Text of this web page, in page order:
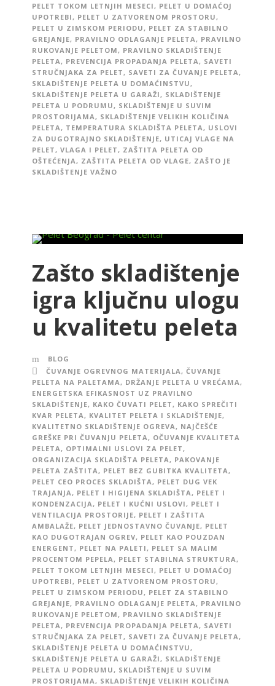
PELET TOKOM LETNJIH MESECI , PELET U DOMAĆOJ
UPOTREBI , PELET U ZATVORENOM PROSTORU ,
PELET U ZIMSKOM PERIODU , PELET ZA STABILNO
GREJANJE, PRAVILNO ODLAGANJE PELETA , PRAVILNO
RUKOVANJE PELETOM , PRAVILNO SKLADIŠTENJE
PELETA , PREVENCIJA PROPADANJA PELETA , SAVETI
STRUČNJAKA ZA PELET , SAVETI ZA ČUVANJE PELETA ,
SKLADIŠTENJE PELETA U DOMAĆINSTVU ,
SKLADIŠTENJE PELETA U GARAŽI , SKLADIŠTENJE
PELETA U PODRUMU , SKLADIŠTENJE U SUVIM
PROSTORIJAMA , SKLADIŠTENJE VELIKIH KOLIČINA
PELETA , TEMPERATURA SKLADIŠTA PELETA , USLOVI
ZA DUGOTRAJNO SKLADIŠTENJE, UTICAJ VLAGE NA
PELET , VLAGA I PELET , ZAŠTITA PELETA OD
OŠTEĆENJA , ZAŠTITA PELETA OD VLAGE, ZAŠTO JE
SKLADIŠTENJE VAŽNO
Zašto skladištenje
igra ključnu ulogu
u kvalitetu peleta
BLOG
ČUVANJE OGREVNOG MATERIJALA , ČUVANJE
PELETA NA PALETAMA , DRŽANJE PELETA U VREĆAMA ,
ENERGETSKA EFIKASNOST UZ PRAVILNO
SKLADIŠTENJE, KAKO ČUVATI PELET , KAKO SPREČITI
KVAR PELETA , KVALITET PELETA I SKLADIŠTENJE,
KVALITETNO SKLADIŠTENJE OGREVA , NAJČEŠĆE
GREŠKE PRI ČUVANJU PELETA , OČUVANJE KVALITETA
PELETA , OPTIMALNI USLOVI ZA PELET ,
ORGANIZACIJA SKLADIŠTA PELETA , PAKOVANJE
PELETA ZAŠTITA , PELET BEZ GUBITKA KVALITETA ,
PELET CEO PROCES SKLADIŠTA , PELET DUG VEK
TRAJANJA , PELET I HIGIJENA SKLADIŠTA , PELET I
KONDENZACIJA , PELET I KUĆNI USLOVI , PELET I
VENTILACIJA PROSTORIJE, PELET I ZAŠTITA
AMBALAŽE, PELET JEDNOSTAVNO ČUVANJE, PELET
KAO DUGOTRAJAN OGREV, PELET KAO POUZDAN
ENERGENT , PELET NA PALETI , PELET SA MALIM
PROCENTOM PEPELA , PELET STABILNA STRUKTURA ,
PELET TOKOM LETNJIH MESECI , PELET U DOMAĆOJ
UPOTREBI , PELET U ZATVORENOM PROSTORU ,
PELET U ZIMSKOM PERIODU , PELET ZA STABILNO
GREJANJE, PRAVILNO ODLAGANJE PELETA , PRAVILNO
RUKOVANJE PELETOM , PRAVILNO SKLADIŠTENJE
PELETA , PREVENCIJA PROPADANJA PELETA , SAVETI
STRUČNJAKA ZA PELET , SAVETI ZA ČUVANJE PELETA ,
SKLADIŠTENJE PELETA U DOMAĆINSTVU ,
SKLADIŠTENJE PELETA U GARAŽI , SKLADIŠTENJE
PELETA U PODRUMU , SKLADIŠTENJE U SUVIM
PROSTORIJAMA , SKLADIŠTENJE VELIKIH KOLIČINA